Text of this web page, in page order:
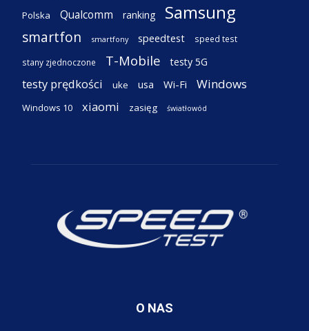
Polska Qualcomm ranking Samsung
smartfon smartfony speedtest speed test
stany zjednoczone T-Mobile testy 5G
testy prędkości uke usa Wi-Fi Windows
Windows 10 xiaomi zasięg światłowód
O NAS